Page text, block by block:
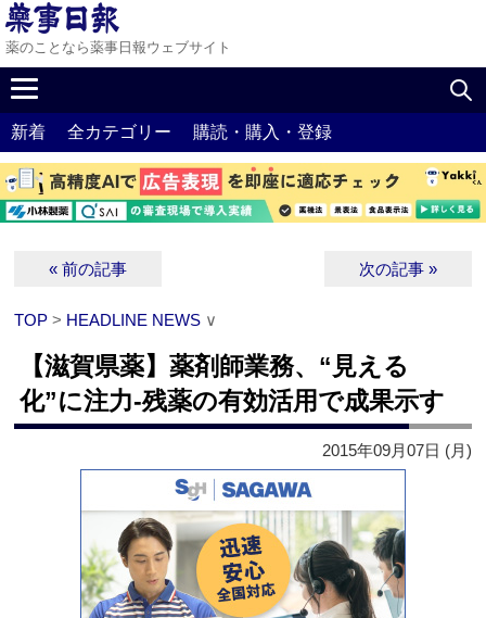
薬のことなら薬事日報ウェブサイト
新着 全カテゴリー 購読・購入・登録
« 前の記事 次の記事 »
TOP > HEADLINE NEWS ∨
【滋賀県薬】薬剤師業務、“見える
化”に注力‐残薬の有効活用で成果示す
2015年09月07日 (月)